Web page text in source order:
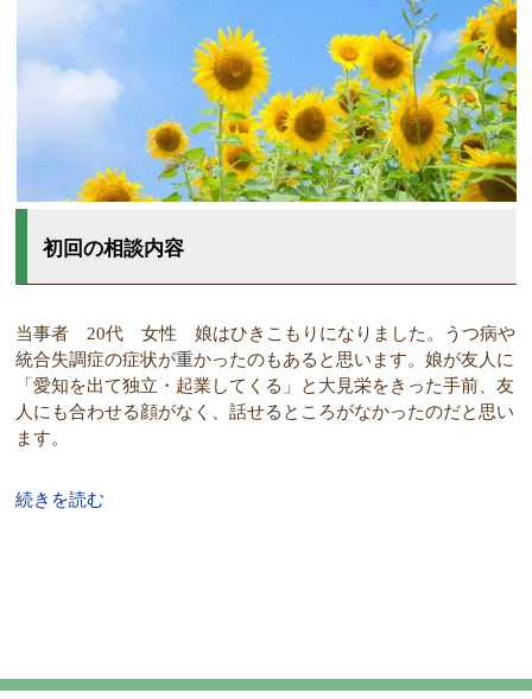
初回の相談内容
当事者 20代 女性 娘はひきこもりになりました。うつ病や
統合失調症の症状が重かったのもあると思います。娘が友人に
「愛知を出て独立・起業してくる」と大見栄をきった手前、友
人にも合わせる顔がなく、話せるところがなかったのだと思い
ます。
続きを読む